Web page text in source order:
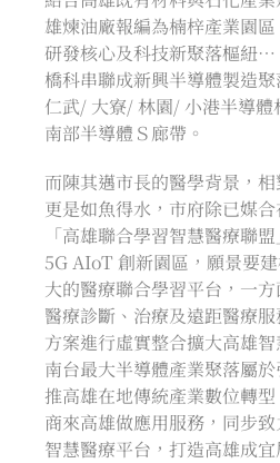
雄煉油廠報編為楠梓產業園
研發核心及科技新聚落樞紐
橋科串聯成新興半導體製造
仁武/ 大寮/ 林園/ 小港半導
南部半導體Ｓ廊帶。
而陳其邁市長的醫學背景，
更是如魚得水，市府除已媒
「高雄聯合學習智慧醫療聯
5G AIoT 創新園區，願景要
大的醫療聯合學習平台，一
醫療診斷、治療及遠距醫療
方案進行虛實整合擴大高雄
南台最大半導體產業聚落屬
推高雄在地傳統產業數位轉
商來高雄做應用服務，同步
智慧醫療平台，打造高雄成宜